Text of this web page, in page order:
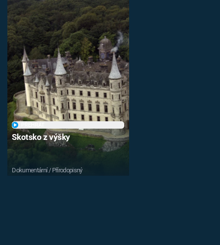
Skotsko z výšky
Dokumentární / Přírodopisný